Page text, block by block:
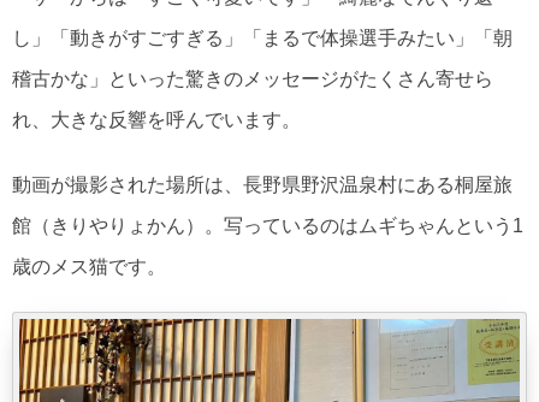
し」「動きがすごすぎる」「まるで体操選手みたい」「朝
稽古かな」といった驚きのメッセージがたくさん寄せら
れ、大きな反響を呼んでいます。
動画が撮影された場所は、長野県野沢温泉村にある桐屋旅
館（きりやりょかん）。写っているのはムギちゃんという1
歳のメス猫です。